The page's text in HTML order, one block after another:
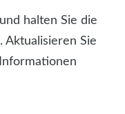
halten Sie die
Aktualisieren Sie